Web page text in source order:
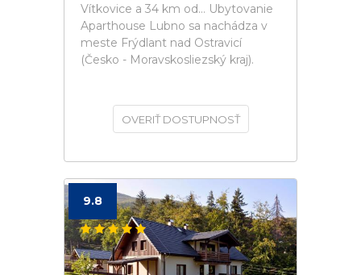
Vítkovice a 34 km od... Ubytovanie
Aparthouse Lubno sa nachádza v
meste Frýdlant nad Ostravicí
(Česko - Moravskosliezský kraj).
OVERIŤ DOSTUPNOSŤ
9.8